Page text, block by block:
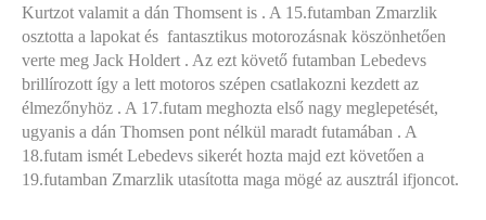
Kurtzot valamit a dán Thomsent is . A 15.futamban Zmarzlik
osztotta a lapokat és fantasztikus motorozásnak köszönhetően
verte meg Jack Holdert . Az ezt követő futamban Lebedevs
brillírozott így a lett motoros szépen csatlakozni kezdett az
élmezőnyhöz . A 17.futam meghozta első nagy meglepetését,
ugyanis a dán Thomsen pont nélkül maradt futamában . A
18.futam ismét Lebedevs sikerét hozta majd ezt követően a
19.futamban Zmarzlik utasította maga mögé az ausztrál ifjoncot.